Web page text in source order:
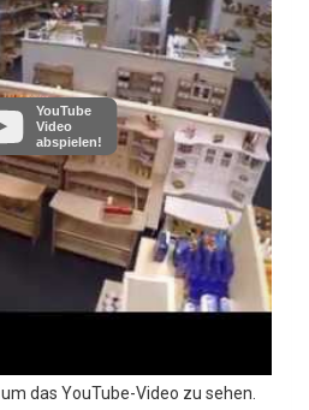
YouTube
Video
abspielen!
um das YouTube-Video zu sehen.